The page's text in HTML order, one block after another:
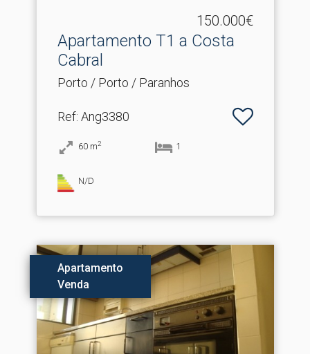
150.000€
Apartamento T1 a Costa
Cabral
Porto / Porto / Paranhos
Ref: Ang3380
60 m2 1
N/D
Apartamento
Venda